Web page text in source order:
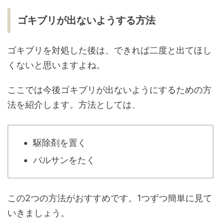
ゴキブリが出ないようする方法
ゴキブリを対処した後は、できれば二度と出てほし
くないと思いますよね。
ここでは今後ゴキブリが出ないようにするための方
法を紹介します。方法としては、
駆除剤を置く
バルサンをたく
この2つの方法がおすすめです。1つずつ簡単に見て
いきましょう。